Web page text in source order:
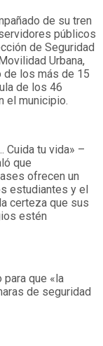
de su tren
públicos
de Seguridad
Urbana,
de los más de 15
de los 46
el municipio.
Cuida tu vida» –
que
ofrecen un
estudiantes y el
certeza que sus
estén
para que «la
de seguridad